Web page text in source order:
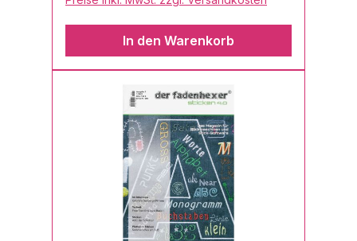
In den Warenkorb